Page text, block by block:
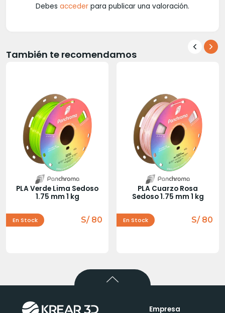
Debes acceder para publicar una valoración.
También te recomendamos
PLA Verde Lima Sedoso
1.75 mm 1 kg
En Stock S/ 80
PLA Cuarzo Rosa
Sedoso 1.75 mm 1 kg
En Stock S/ 80
Empresa